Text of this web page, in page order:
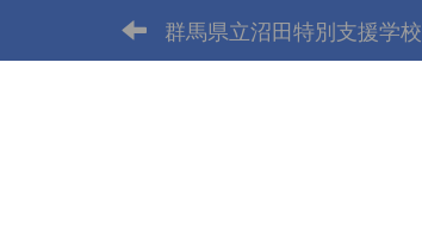
群馬県立沼田特別支援学校